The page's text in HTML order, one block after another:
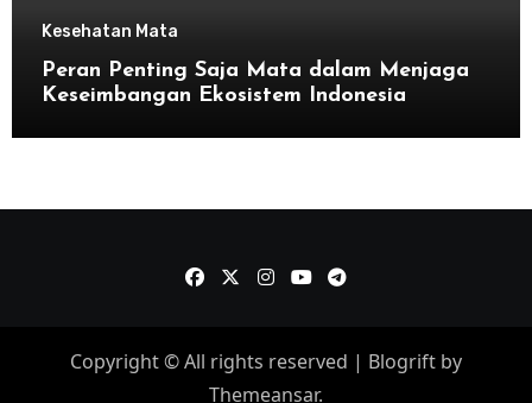
Kesehatan Mata
Peran Penting Saja Mata dalam Menjaga
Keseimbangan Ekosistem Indonesia
Copyright © All rights reserved | Blogrift by
Themeansar.